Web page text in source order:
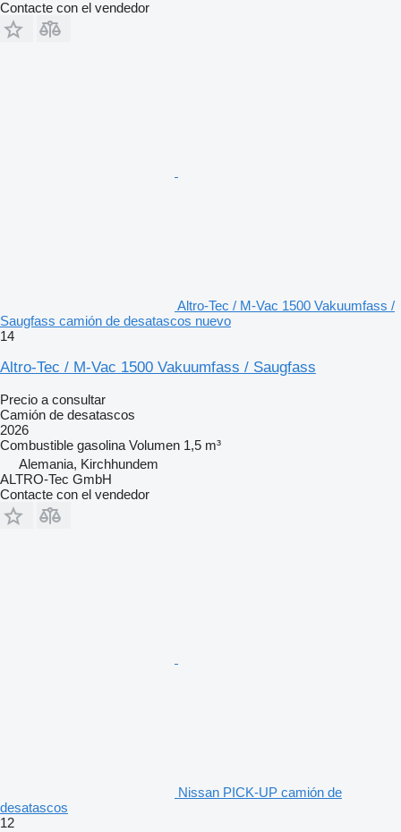
Contacte con el vendedor
Altro-Tec / M-Vac 1500 Vakuumfass /
Saugfass camión de desatascos nuevo
14
Altro-Tec / M-Vac 1500 Vakuumfass / Saugfass
Precio a consultar
Camión de desatascos
2026
Combustible gasolina Volumen 1,5 m³
Alemania, Kirchhundem
ALTRO-Tec GmbH
Contacte con el vendedor
Nissan PICK-UP camión de
desatascos
12